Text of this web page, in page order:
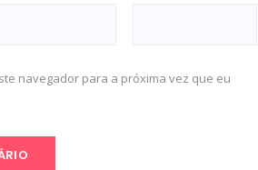
navegador para a próxima vez que eu